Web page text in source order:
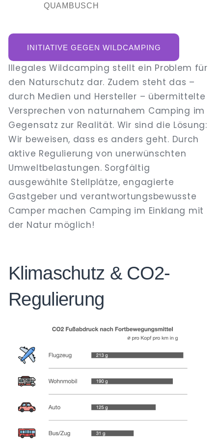
QUAMBUSCH
INITIATIVE GEGEN WILDCAMPING
Illegales Wildcamping stellt ein Problem für
den Naturschutz dar. Zudem steht das –
durch Medien und Hersteller – übermittelte
Versprechen von naturnahem Camping im
Gegensatz zur Realität. Wir sind die Lösung:
Wir beweisen, dass es anders geht. Durch
aktive Regulierung von unerwünschten
Umweltbelastungen. Sorgfältig
ausgewählte Stellplätze, engagierte
Gastgeber und verantwortungsbewusste
Camper machen Camping im Einklang mit
der Natur möglich!
Klimaschutz & CO2-
Regulierung